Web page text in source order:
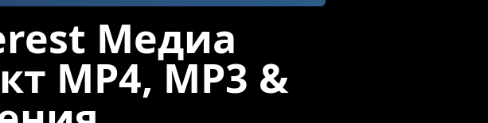
Медиа
MP4, MP3 &